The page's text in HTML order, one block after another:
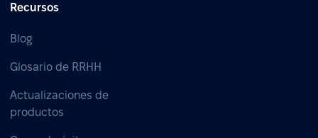
Recursos
Blog
Glosario de RRHH
Actualizaciones de
productos